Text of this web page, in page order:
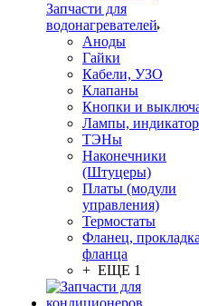
Запчасти для
водонагревателей
Аноды
Гайки
Кабели, УЗО
Клапаны
Кнопки и
Лампы,
ТЭНы
Наконечники
(Штуцеры)
Платы (модули
управления)
Термостаты
Фланец, прокладка
фланца
+ ЕЩЕ 1